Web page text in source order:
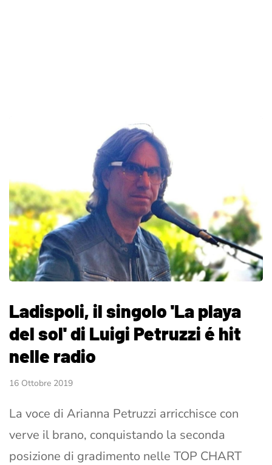
Ladispoli, il singolo 'La playa
del sol' di Luigi Petruzzi é hit
nelle radio
16 Ottobre 2019
La voce di Arianna Petruzzi arricchisce con
verve il brano, conquistando la seconda
posizione di gradimento nelle TOP CHART